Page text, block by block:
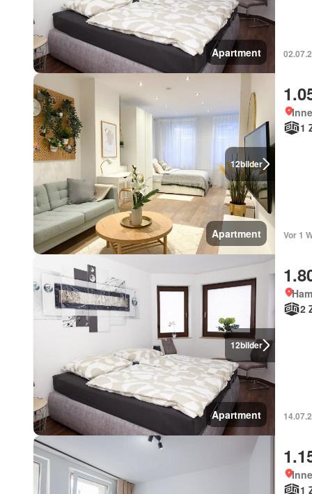
Apartment
12bilder
Apartment
1
Vor 1
12bilder
Apartment
2
1